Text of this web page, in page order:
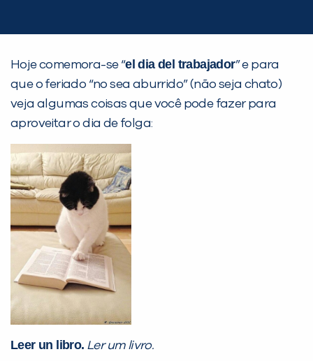
Hoje comemora-se “el dia del trabajador” e para
que o feriado “no sea aburrido” (não seja chato)
veja algumas coisas que você pode fazer para
aproveitar o dia de folga:
Leer un libro. Ler um livro.
PEÇA UMA DEMONSTRAÇÃO DE MÉTODO
Desculpe!
Não encontramos nenhuma unidade
inFlux nesta cidade ou bairro que
você digitou.